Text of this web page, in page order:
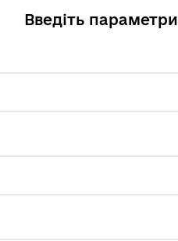
Введіть параметри